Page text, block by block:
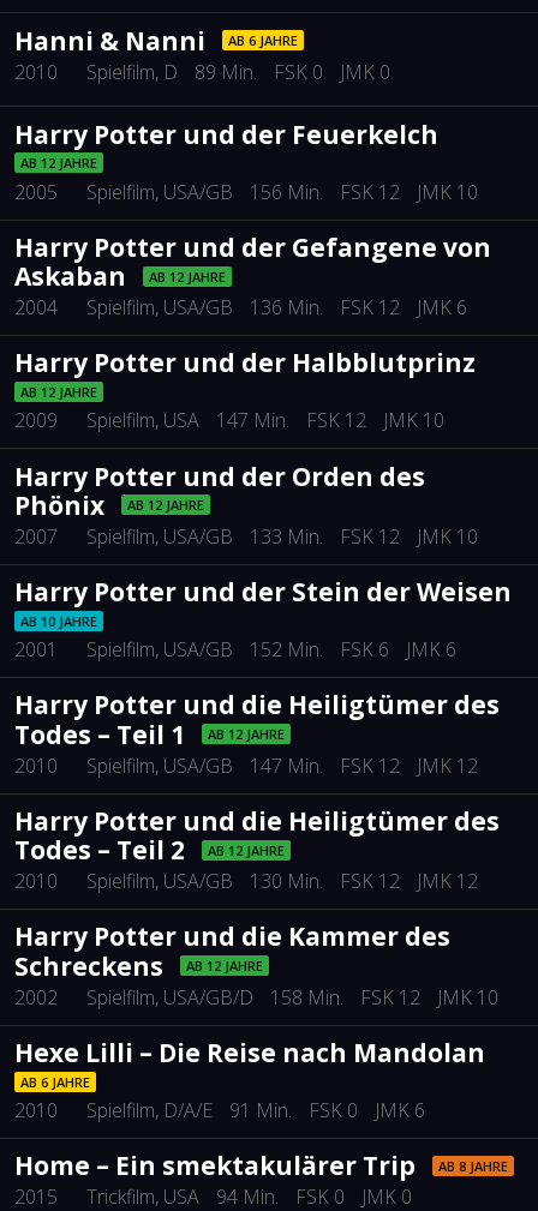
Hanni & Nanni AB 6 JAHRE
2010 Spielfilm, D 89 Min. FSK 0 JMK 0
Harry Potter und der Feuerkelch
AB 12 JAHRE
2005 Spielfilm, USA/GB 156 Min. FSK 12 JMK 10
Harry Potter und der Gefangene von
Askaban
AB 12 JAHRE
2004 Spielfilm, USA/GB 136 Min. FSK 12 JMK 6
Harry Potter und der Halbblutprinz
AB 12 JAHRE
2009 Spielfilm, USA 147 Min. FSK 12 JMK 10
Harry Potter und der Orden des
Phönix
AB 12 JAHRE
2007 Spielfilm, USA/GB 133 Min. FSK 12 JMK 10
Harry Potter und der Stein der Weisen
AB 10 JAHRE
2001 Spielfilm, USA/GB 152 Min. FSK 6 JMK 6
Harry Potter und die Heiligtümer des
Todes – Teil 1
AB 12 JAHRE
2010 Spielfilm, USA/GB 147 Min. FSK 12 JMK 12
Harry Potter und die Heiligtümer des
Todes – Teil 2
AB 12 JAHRE
2010 Spielfilm, USA/GB 130 Min. FSK 12 JMK 12
Harry Potter und die Kammer des
Schreckens
AB 12 JAHRE
2002 Spielfilm, USA/GB/D 158 Min. FSK 12 JMK 10
Hexe Lilli – Die Reise nach Mandolan
AB 6 JAHRE
2010 Spielfilm, D/A/E 91 Min. FSK 0 JMK 6
Home – Ein smektakulärer Trip AB 8 JAHRE
2015 Trickfilm, USA 94 Min. FSK 0 JMK 0